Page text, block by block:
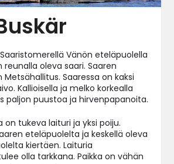
Vänön eteläpuolella
oleva saari. Saaren
Saaressa on kaksi
Kallioisella ja melko korkealla
paljon puustoa ja hirvenpapanoita.
on tukeva laituri ja yksi poiju.
eteläpuolelta ja keskellä oleva
kiertäen. Laituria
olla tarkkana. Paikka on vähän